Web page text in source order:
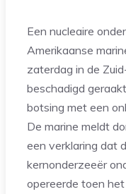
Een nucleaire
Amerikaanse
zaterdag in de
beschadigd
botsing met een
De marine meldt
een verklaring dat
kernonderzeeër
opereerde toen